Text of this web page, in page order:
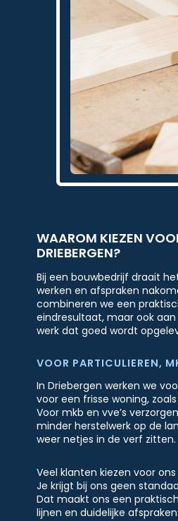
WAAROM KIEZEN
DRIEBERGEN?
Bij een bouwbedrijf draait
werken en afspraken
combineren we een
eindresultaat, maar ook
werk dat goed wordt
VOOR PARTICULIEREN,
In Driebergen werken we
voor een frisse woning,
Voor mkb en vve’s
minder herstelwerk op de
weer netjes in de verf zitten.
Veel klanten kiezen voor
Je krijgt bij ons geen
Dat maakt ons een
lijnen en duidelijke afspraken.